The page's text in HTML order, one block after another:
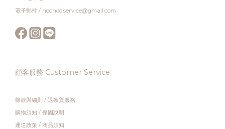
電子郵件 / hochoo.service@gmail.com
顧客服務 Customer Service
條款與細則 / 退換貨服務
購物須知 / 保固說明
運送政策 / 商品須知